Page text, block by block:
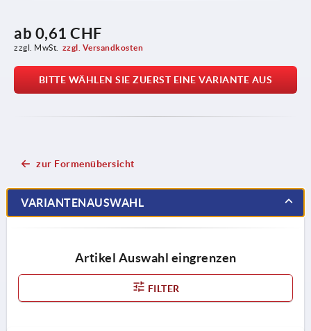
ab 0,61 CHF
zzgl. MwSt. zzgl. Versandkosten
BITTE WÄHLEN SIE ZUERST EINE VARIANTE AUS
zur Formenübersicht
VARIANTENAUSWAHL
Artikel Auswahl eingrenzen
FILTER